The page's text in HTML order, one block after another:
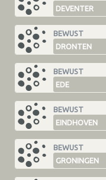
DEVENTER
BEWUST
DRONTEN
BEWUST
EDE
BEWUST
EINDHOVEN
BEWUST
GRONINGEN